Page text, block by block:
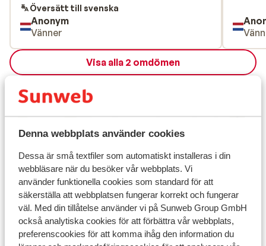
Denna webbplats använder cookies
Dessa är små textfiler som automatiskt installeras i din
webbläsare när du besöker vår webbplats. Vi
använder funktionella cookies som standard för att
säkerställa att webbplatsen fungerar korrekt och fungerar
väl. Med din tillåtelse använder vi på Sunweb Group GmbH
också analytiska cookies för att förbättra vår webbplats,
preferenscookies för att komma ihåg den information du
Översätt till svenska
Anonym
Vänner
Visa alla 2 omdömen
Visa på karta
I området
Avstånd till centrum: ca 1 km